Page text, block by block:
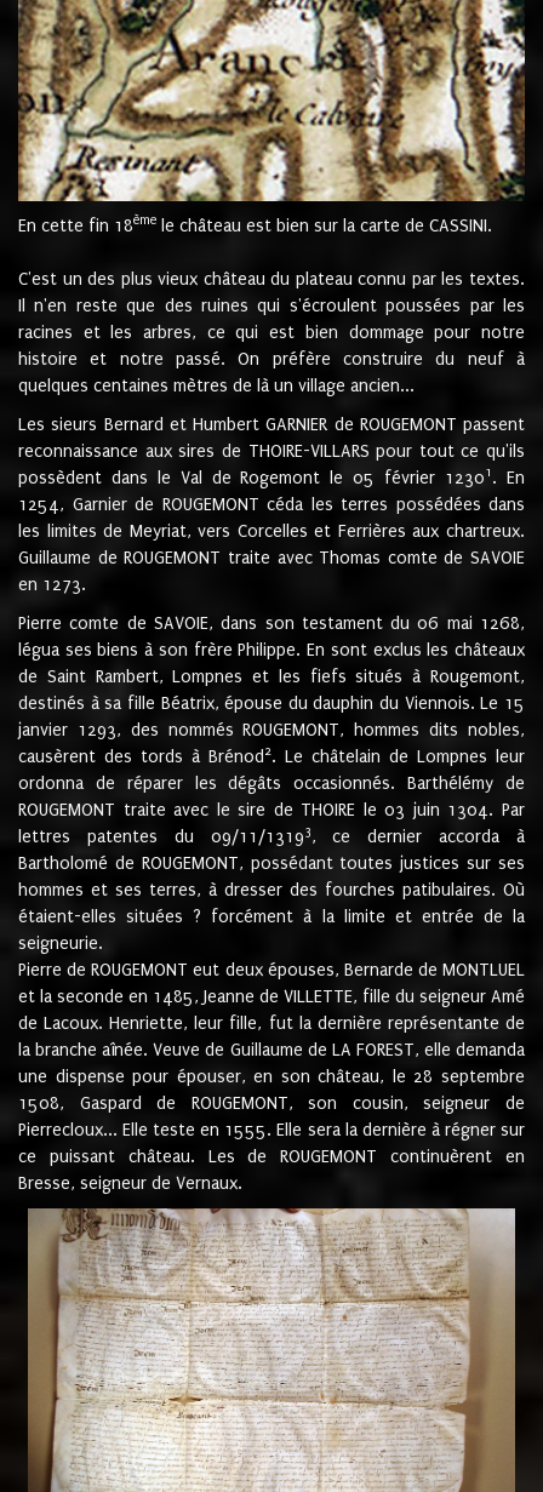
En cette fin 18ème le château est bien sur la carte de CASSINI.
C'est un des plus vieux château du plateau connu par les textes.
Il n'en reste que des ruines qui s'écroulent poussées par les
racines et les arbres, ce qui est bien dommage pour notre
histoire et notre passé. On préfère construire du neuf à
quelques centaines mètres de là un village ancien...
Les sieurs Bernard et Humbert GARNIER de ROUGEMONT passent
reconnaissance aux sires de THOIRE-VILLARS pour tout ce qu'ils
possèdent dans le Val de Rogemont le 05 février 12301 . En
1254, Garnier de ROUGEMONT céda les terres possédées dans
les limites de Meyriat, vers Corcelles et Ferrières aux chartreux.
Guillaume de ROUGEMONT traite avec Thomas comte de SAVOIE
en 1273.
Pierre comte de SAVOIE, dans son testament du 06 mai 1268,
légua ses biens à son frère Philippe. En sont exclus les châteaux
de Saint Rambert, Lompnes et les fiefs situés à Rougemont,
destinés à sa fille Béatrix, épouse du dauphin du Viennois. Le 15
janvier 1293, des nommés ROUGEMONT, hommes dits nobles,
causèrent des tords à Brénod 2. Le châtelain de Lompnes leur
ordonna de réparer les dégâts occasionnés. Barthélémy de
ROUGEMONT traite avec le sire de THOIRE le 03 juin 1304. Par
lettres patentes du 09/11/13193, ce dernier accorda à
Bartholomé de ROUGEMONT, possédant toutes justices sur ses
hommes et ses terres, à dresser des fourches patibulaires. Où
étaient-elles situées ? forcément à la limite et entrée de la
seigneurie.
Pierre de ROUGEMONT eut deux épouses, Bernarde de MONTLUEL
et la seconde en 1485, Jeanne de VILLETTE, fille du seigneur Amé
de Lacoux. Henriette, leur fille, fut la dernière représentante de
la branche aînée. Veuve de Guillaume de LA FOREST, elle demanda
une dispense pour épouser, en son château, le 28 septembre
1508, Gaspard de ROUGEMONT, son cousin, seigneur de
Pierrecloux... Elle teste en 1555. Elle sera la dernière à régner sur
ce puissant château. Les de ROUGEMONT continuèrent en
Bresse, seigneur de Vernaux.